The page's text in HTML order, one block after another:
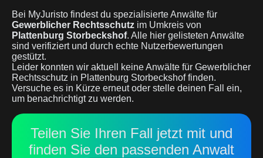
Bei MyJuristo findest du spezialisierte Anwälte für
Gewerblicher Rechtsschutz im Umkreis von
Plattenburg Storbeckshof. Alle hier gelisteten Anwälte
sind verifiziert und durch echte Nutzerbewertungen
gestützt.
Leider konnten wir aktuell keine Anwälte für Gewerblicher
Rechtsschutz in Plattenburg Storbeckshof finden.
Versuche es in Kürze erneut oder stelle deinen Fall ein,
um benachrichtigt zu werden.
Teilen Sie Ihren Fall jetzt mit und
finden Sie den passenden Anwalt